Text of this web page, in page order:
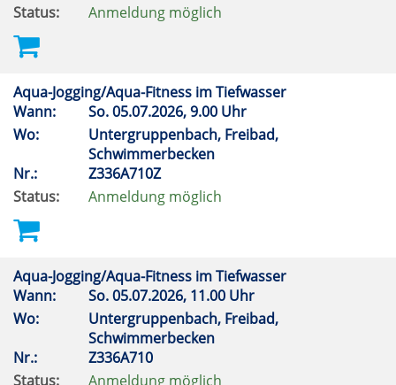
Status:
Anmeldung möglich
Aqua-Jogging/Aqua-Fitness im Tiefwasser
Wann:
So.05.07.2026, 9.00 Uhr
Wo:
Untergruppenbach, Freibad,
Schwimmerbecken
Nr.:
Z336A710Z
Status:
Anmeldung möglich
Aqua-Jogging/Aqua-Fitness im Tiefwasser
Wann:
So.05.07.2026, 11.00 Uhr
Wo:
Untergruppenbach, Freibad,
Schwimmerbecken
Nr.:
Z336A710
Status:
Anmeldung möglich